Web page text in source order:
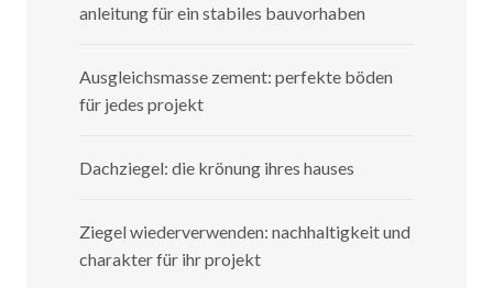
anleitung für ein stabiles bauvorhaben
Ausgleichsmasse zement: perfekte böden
für jedes projekt
Dachziegel: die krönung ihres hauses
Ziegel wiederverwenden: nachhaltigkeit und
charakter für ihr projekt